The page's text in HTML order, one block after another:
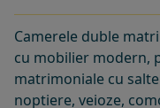
Camerele duble
cu mobilier modern,
matrimoniale cu
noptiere, veioze,